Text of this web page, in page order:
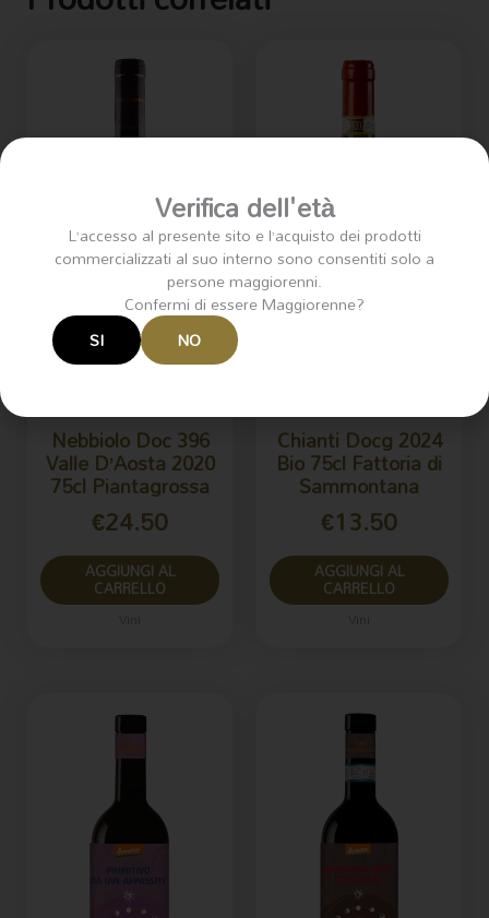
Nebbiolo Doc 396
Valle D’Aosta 2020
75cl Piantagrossa
€24.50
AGGIUNGI AL
CARRELLO
Chianti Docg 2024
Bio 75cl Fattoria di
Sammontana
€13.50
AGGIUNGI AL
CARRELLO
Verifica dell'età
L’accesso al presente sito e l’acquisto dei prodotti
commercializzati al suo interno sono consentiti solo a
persone maggiorenni.
Confermi di essere Maggiorenne?
SI NO